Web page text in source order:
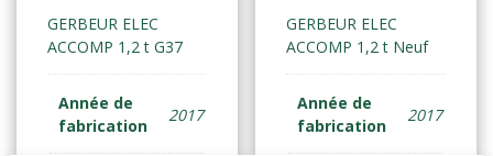
GERBEUR ELEC
ACCOMP 1,2 t G37
Année de
fabrication
2017
GERBEUR ELEC
ACCOMP 1,2 t Neuf
Année de
fabrication
2017